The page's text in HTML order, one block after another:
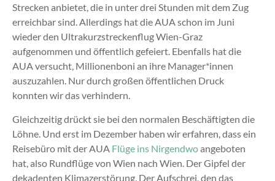
Strecken anbietet, die in unter drei Stunden mit dem Zug
erreichbar sind. Allerdings hat die AUA schon im Juni
wieder den Ultrakurzstreckenflug Wien-Graz
aufgenommen und öffentlich gefeiert. Ebenfalls hat die
AUA versucht, Millionenboni an ihre Manager*innen
auszuzahlen. Nur durch großen öffentlichen Druck
konnten wir das verhindern.
Gleichzeitig drückt sie bei den normalen Beschäftigten die
Löhne. Und erst im Dezember haben wir erfahren, dass ein
Reisebüro mit der AUA Flüge ins Nirgendwoangeboten
hat, also Rundflüge von Wien nach Wien. Der Gipfel der
dekadenten Klimazerstörung. Der Aufschrei, den das